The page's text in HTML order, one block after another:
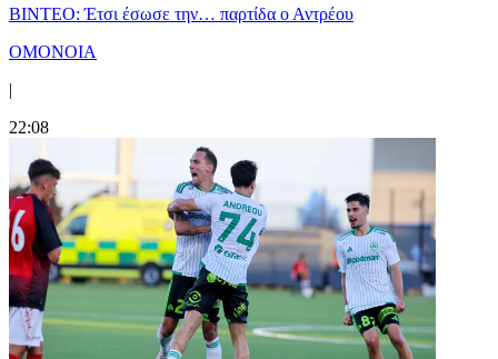
ΒΙΝΤΕΟ: Έτσι έσωσε την… παρτίδα ο Αντρέου
ΟΜΟΝΟΙΑ
|
22:08